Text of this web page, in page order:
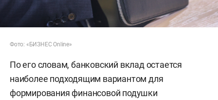
Фото: «БИЗНЕС Online»
По его словам, банковский вклад остается
наиболее подходящим вариантом для
формирования финансовой подушки